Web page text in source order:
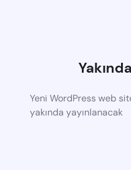
Yeni WordPress web
yakında yayınlanacak